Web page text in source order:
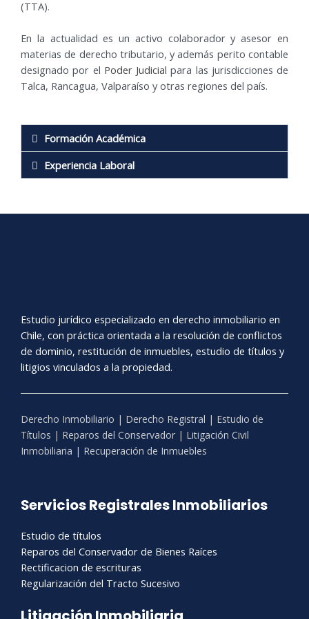
(TTA).
En la actualidad es un activo colaborador y asesor en
materias de derecho tributario, y además perito contable
designado por el Poder Judicial para las jurisdicciones de
Talca, Rancagua, Valparaíso y otras regiones del país.
Formación Académica
Experiencia Laboral
Estudio jurídico especializado en derecho inmobiliario en
Chile, con práctica orientada a la resolución de conflictos
de dominio, restitución de inmuebles, estudio de títulos y
litigios vinculados a la propiedad.
Derecho Inmobiliario | Derecho Registral | Estudio de
Títulos | Reparos del Conservador | Litigación Civil
Inmobiliaria | Recuperación de Inmuebles
Servicios Registrales Inmobiliarios
Estudio de títulos
Reparos del Conservador de Bienes Raíces
Rectificacion de escrituras
Regularización del Tracto Sucesivo